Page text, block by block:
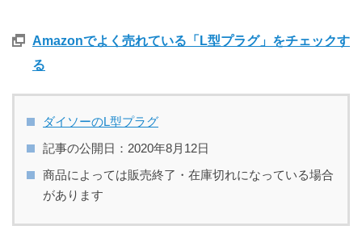
Amazonでよく売れている「L型プラグ」をチェックす
る
ダイソーのL型プラグ
記事の公開日：2020年8月12日
商品によっては販売終了・在庫切れになっている場合
があります